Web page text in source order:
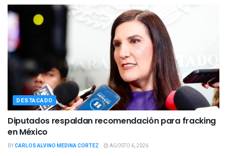
DESTACADO
Diputados respaldan recomendación para fracking
en México
BY CARLOS ALVINO MEDINA CORTEZ AGOSTO 6, 2026